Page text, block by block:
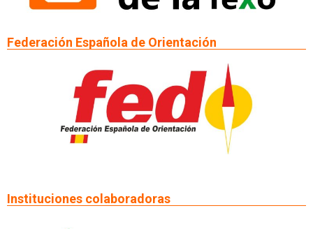
Federación Española de Orientación
Instituciones colaboradoras